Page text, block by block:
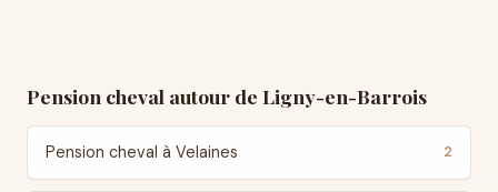
Pension cheval autour de Ligny-en-Barrois
Pension cheval à Velaines 2